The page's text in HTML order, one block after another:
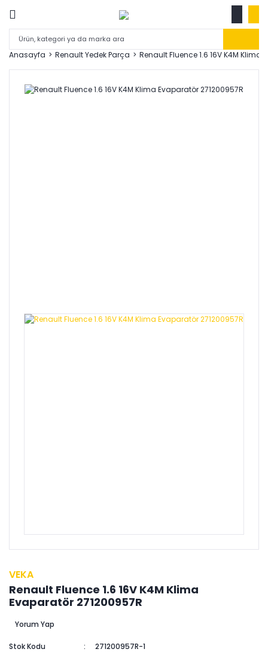
Anasayfa Renault Yedek Parça Renault Fluence 1.6 16V K4M Klima
VEKA
Renault Fluence 1.6 16V K4M Klima
Evaparatör 271200957R
Yorum Yap
Stok Kodu
271200957R-1